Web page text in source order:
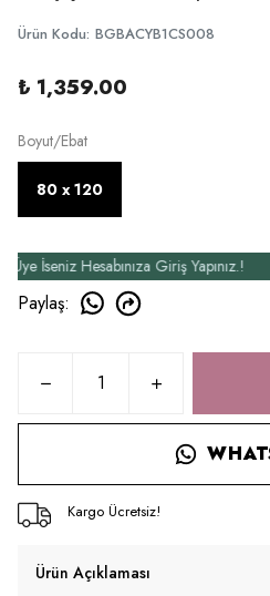
Ürün Kodu: BGBACYB1CS008
₺ 1,359.00
Boyut/Ebat
80 x 120
Hesabınıza Giriş Yapınız.!
Paylaş:
Kargo Ücretsiz!
Ürün Açıklaması